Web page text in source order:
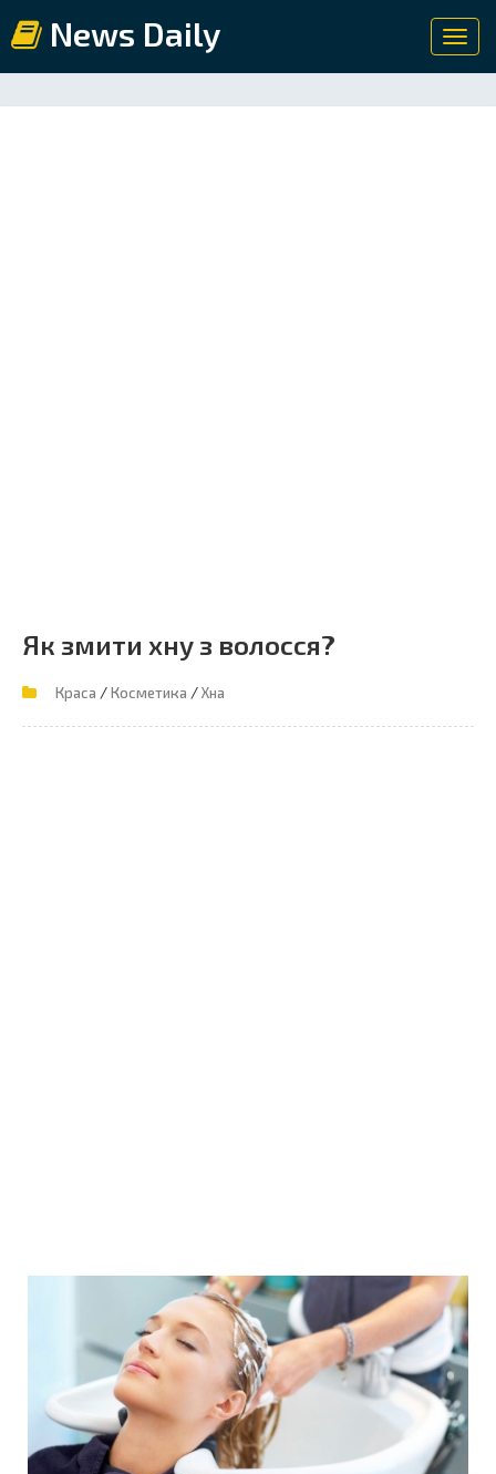
News Daily
Як змити хну з волосся?
Краса /Косметика /Хна